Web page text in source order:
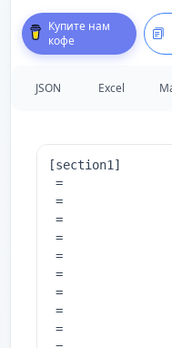
Купите нам
кофе
JSON Excel